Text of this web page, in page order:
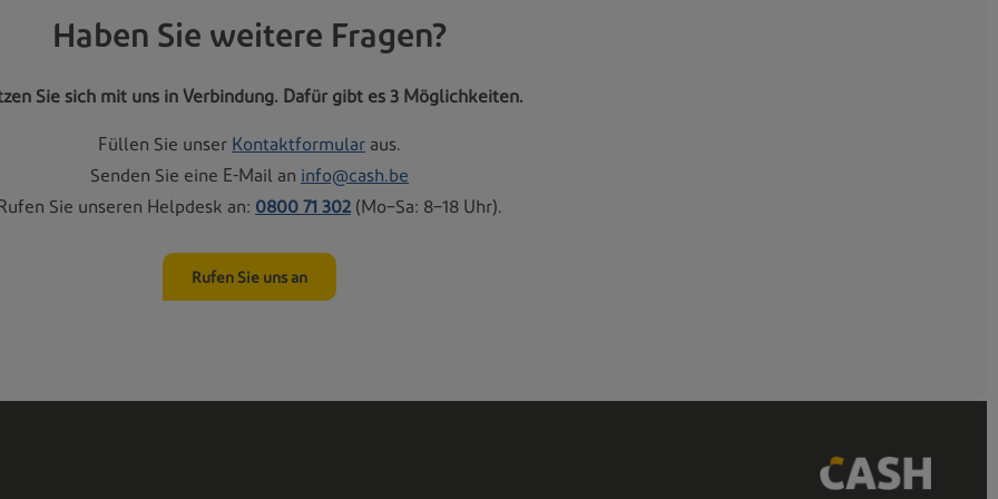
Haben Sie weitere Fragen?
Sie sich mit uns in Verbindung. Dafür gibt es 3 Möglichkeiten.
Füllen Sie unser Kontaktformular aus.
Senden Sie eine E-Mail an info@cash.be
Sie unseren Helpdesk an: 0800 71 302 (Mo–Sa: 8–18 Uhr).
Rufen Sie uns an